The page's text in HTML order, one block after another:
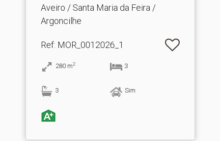
Aveiro / Santa Maria da Feira /
Argoncilhe
Ref: MOR_0012026_1
280 m2 3
3 Sim